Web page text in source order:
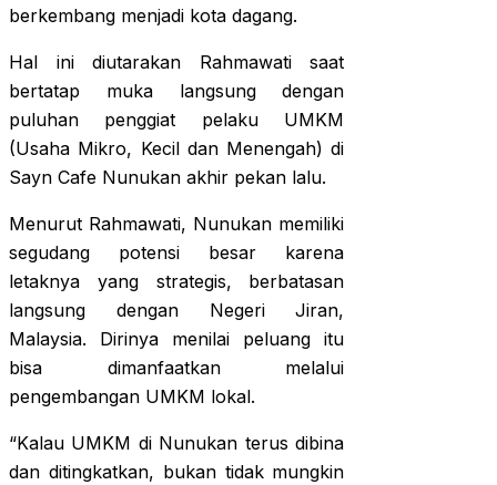
berkembang menjadi kota dagang.
Hal ini diutarakan Rahmawati saat
bertatap muka langsung dengan
puluhan penggiat pelaku UMKM
(Usaha Mikro, Kecil dan Menengah) di
Sayn Cafe Nunukan akhir pekan lalu.
Menurut Rahmawati, Nunukan memiliki
segudang potensi besar karena
letaknya yang strategis, berbatasan
langsung dengan Negeri Jiran,
Malaysia. Dirinya menilai peluang itu
bisa dimanfaatkan melalui
pengembangan UMKM lokal.
“Kalau UMKM di Nunukan terus dibina
dan ditingkatkan, bukan tidak mungkin